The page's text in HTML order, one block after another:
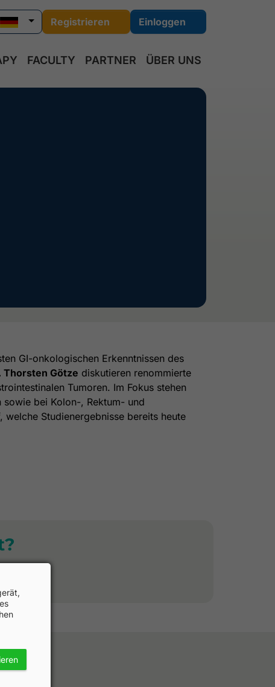
Registrieren Einloggen
FACULTY PARTNER ÜBER UNS
GI-onkologischen Erkenntnissen des
Thorsten Götze diskutieren renommierte
Tumoren. Im Fokus stehen
sowie bei Kolon-, Rektum- und
welche Studienergebnisse bereits heute